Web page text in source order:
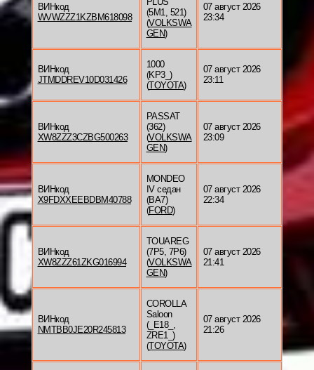
ВИНкод
WVWZZZ1KZBM618098
(5M1, 521)
(VOLKSWA
GEN)
07 август 2026
23:34
ВИНкод
JTMDDREV10D031426
1000
(KP3_)
(TOYOTA)
07 август 2026
23:11
ВИНкод
XW8ZZZ3CZBG500263
PASSAT
(362)
(VOLKSWA
GEN)
07 август 2026
23:09
ВИНкод
X9FDXXEEBDBM40788
MONDEO
IV седан
(BA7)
(FORD)
07 август 2026
22:34
ВИНкод
XW8ZZZ61ZKG016994
TOUAREG
(7P5, 7P6)
(VOLKSWA
GEN)
07 август 2026
21:41
ВИНкод
NMTBB0JE20R245813
COROLLA
Saloon
(_E18_,
ZRE1_)
(TOYOTA)
07 август 2026
21:26